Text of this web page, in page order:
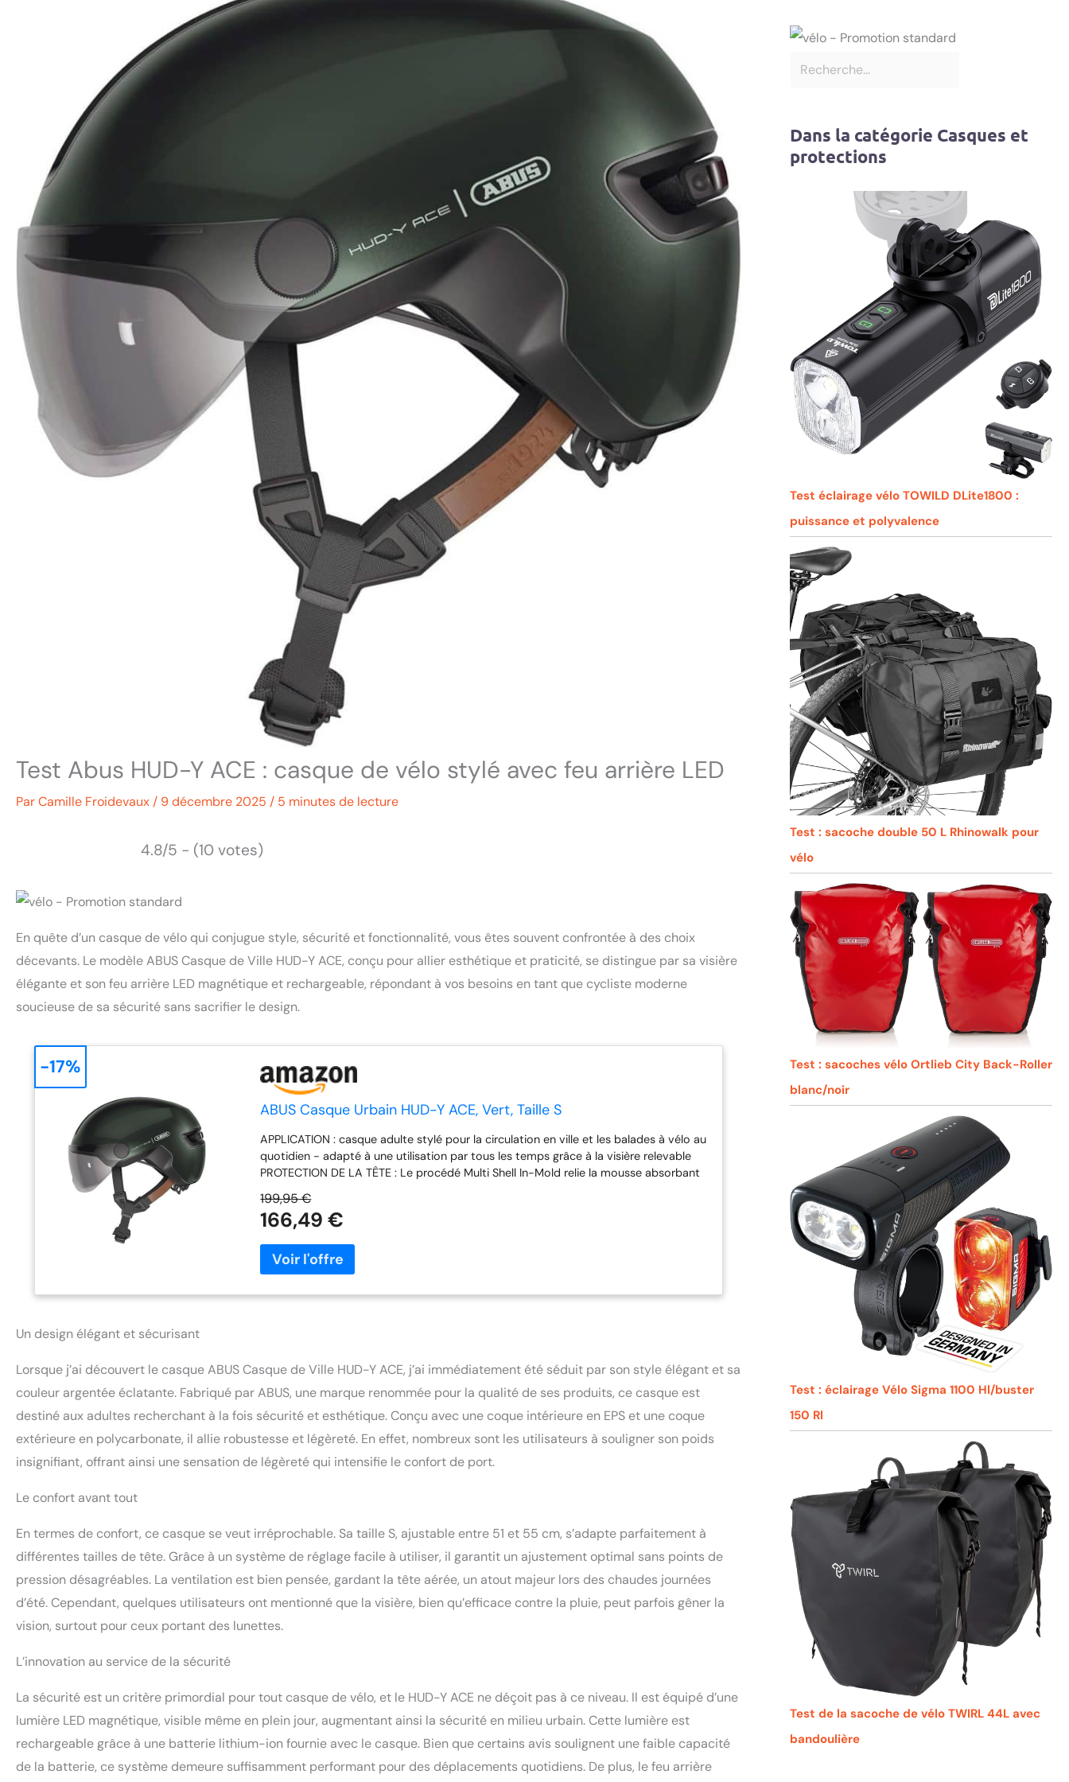
Test Abus HUD-Y ACE : casque de vélo stylé avec feu arrière LED
ParCamille Froidevaux / 9 décembre 2025 / 5 minutes de lecture
4.8/5 - (10 votes)
En quête d’un casque de vélo qui conjugue style, sécurité et fonctionnalité, vous êtes souvent confrontée à des choix
décevants. Le modèle ABUS Casque de Ville HUD-Y ACE, conçu pour allier esthétique et praticité, se distingue par sa visière
élégante et son feu arrière LED magnétique et rechargeable, répondant à vos besoins en tant que cycliste moderne
soucieuse de sa sécurité sans sacrifier le design.
ABUS Casque Urbain HUD-Y ACE, Vert, Taille S
APPLICATION : casque adulte stylé pour la circulation en ville et les balades à vélo au
quotidien - adapté à une utilisation par tous les temps grâce à la visière relevable
PROTECTION DE LA TÊTE : Le procédé Multi Shell In-Mold relie la mousse absorbant
indissociable - assemblage durable et solide LUMIERE LED : feu arrière stylé à haute
puissance et 4 modes d'éclairage différents - fixation magnétique simple et
Ace Urban, le casque de vélo peut être adapté individuellement au tour de tête par
une molette de réglage maniable à l'arrière de la tête POUR LES CHEVEUX LONGS : le
fermeture magnétique Fidlock se ferme facilement, rapidement et d'une seule main
199,95 €
166,49 €
-17%
Un design élégant et sécurisant
Lorsque j’ai découvert le casque ABUS Casque de Ville HUD-Y ACE, j’ai immédiatement été séduit par son style élégant et sa
couleur argentée éclatante. Fabriqué par ABUS, une marque renommée pour la qualité de ses produits, ce casque est
destiné aux adultes recherchant à la fois sécurité et esthétique. Conçu avec une coque intérieure en EPS et une coque
extérieure en polycarbonate, il allie robustesse et légèreté. En effet, nombreux sont les utilisateurs à souligner son poids
insignifiant, offrant ainsi une sensation de légèreté qui intensifie le confort de port.
Le confort avant tout
En termes de confort, ce casque se veut irréprochable. Sa taille S, ajustable entre 51 et 55 cm, s’adapte parfaitement à
différentes tailles de tête. Grâce à un système de réglage facile à utiliser, il garantit un ajustement optimal sans points de
pression désagréables. La ventilation est bien pensée, gardant la tête aérée, un atout majeur lors des chaudes journées
d’été. Cependant, quelques utilisateurs ont mentionné que la visière, bien qu’efficace contre la pluie, peut parfois gêner la
vision, surtout pour ceux portant des lunettes.
L’innovation au service de la sécurité
La sécurité est un critère primordial pour tout casque de vélo, et le HUD-Y ACE ne déçoit pas à ce niveau. Il est équipé d’une
lumière LED magnétique, visible même en plein jour, augmentant ainsi la sécurité en milieu urbain. Cette lumière est
rechargeable grâce à une batterie lithium-ion fournie avec le casque. Bien que certains avis soulignent une faible capacité
de la batterie, ce système demeure suffisamment performant pour des déplacements quotidiens. De plus, le feu arrière
Dans la catégorie Casques et
protections
Test éclairage vélo TOWILD DLite1800 :
puissance et polyvalence
Test : sacoche double 50 L Rhinowalk pour
vélo
Test : sacoches vélo Ortlieb City Back-Roller
blanc/noir
Test : éclairage Vélo Sigma 1100 Hl/buster
150 Rl
Test de la sacoche de vélo TWIRL 44L avec
bandoulière